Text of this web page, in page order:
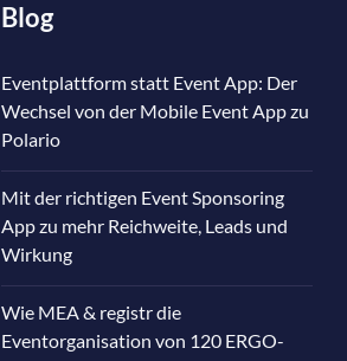
Blog
Eventplattform statt Event App: Der
Wechsel von der Mobile Event App zu
Polario
Mit der richtigen Event Sponsoring
App zu mehr Reichweite, Leads und
Wirkung
Wie MEA & registr die
Eventorganisation von 120 ERGO-